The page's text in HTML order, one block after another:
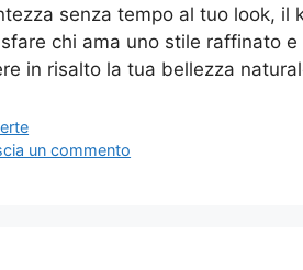
senza tempo al tuo look, il
chi ama uno stile raffinato
in risalto la tua bellezza
un commento